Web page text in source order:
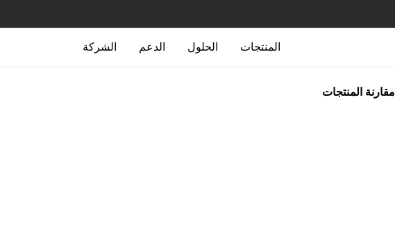
المنتجات الحلول الدعم الشركة
مقارنة المنتجات